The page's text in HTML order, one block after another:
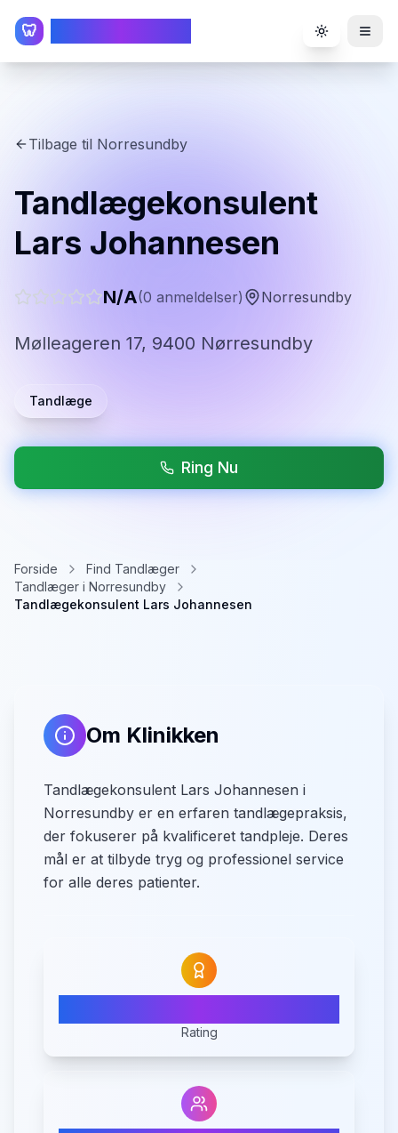
🦷 Toggle
Tilbage til Norresundby
Tandlægekonsulent
Lars Johannesen
N/A(0 anmeldelser) Norresundby
Mølleageren 17, 9400 Nørresundby
Tandlæge
Ring Nu
Forside
Find Tandlæger
Tandlæger i Norresundby
Tandlægekonsulent Lars Johannesen
Om Klinikken
Tandlægekonsulent Lars Johannesen i
Norresundby er en erfaren tandlægepraksis,
der fokuserer på kvalificeret tandpleje. Deres
mål er at tilbyde tryg og professionel service
for alle deres patienter.
Rating